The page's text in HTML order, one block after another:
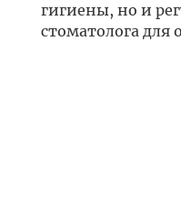
гигиены, но и
стоматолога для